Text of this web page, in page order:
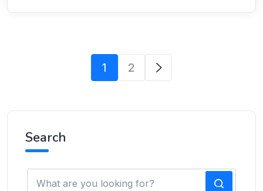
1 2
Search